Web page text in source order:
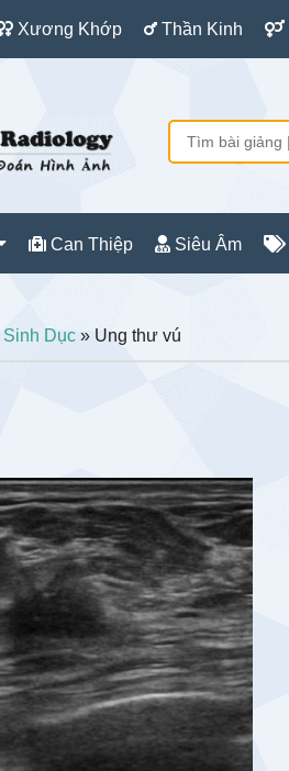
Xương Khớp Thần Kinh
Can Thiệp Siêu Âm
Sinh Dục » Ung thư vú